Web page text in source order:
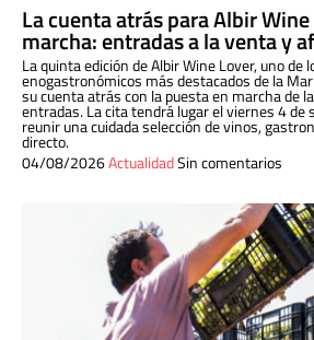
La cuenta atrás para Albir
marcha: entradas a la venta y
La quinta edición de Albir Wine Lover, uno de
enogastronómicos más destacados de la
su cuenta atrás con la puesta en marcha de
entradas. La cita tendrá lugar el viernes 4 de
reunir una cuidada selección de vinos,
directo.
04/08/2026ActualidadSin comentarios